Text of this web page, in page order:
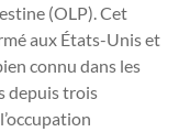
(OLP). Cet
aux États-Unis et
connu dans les
depuis trois